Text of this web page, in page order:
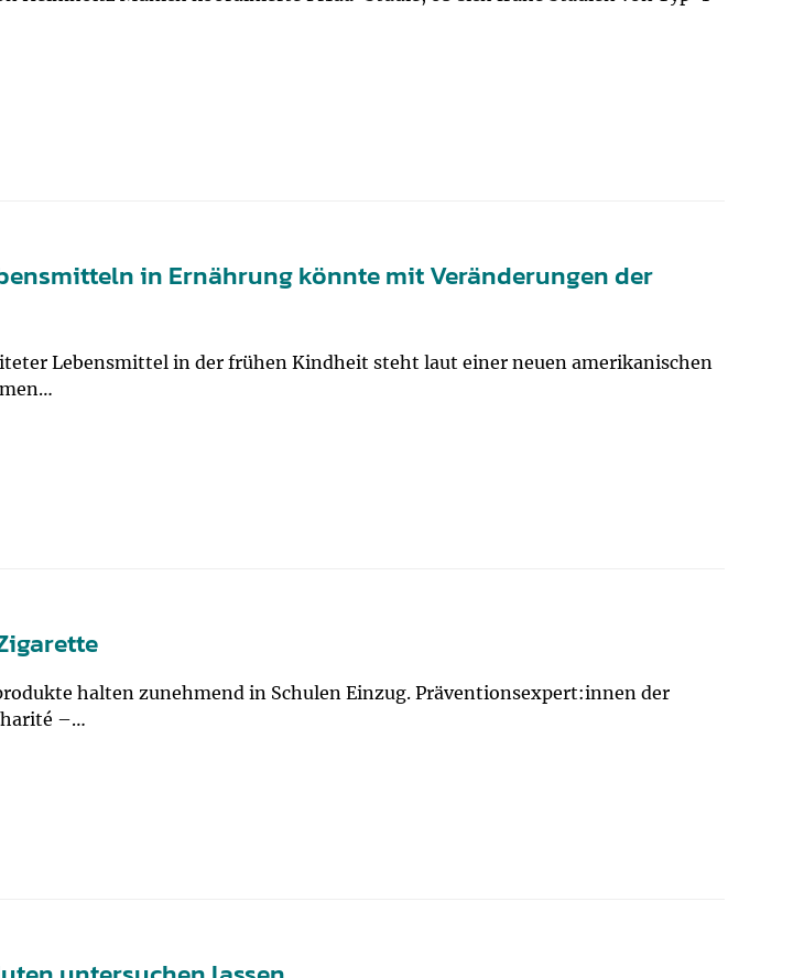
in Ernährung könnte mit Veränderungen der
Lebensmittel in der frühen Kindheit steht laut einer neuen amerikanischen
halten zunehmend in Schulen Einzug. Präventionsexpert:innen der
–…